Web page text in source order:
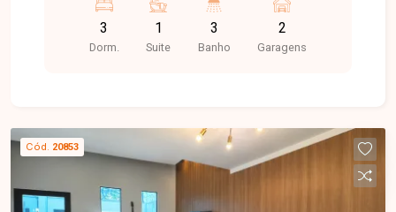
às principais vias da cidade. É uma opção ideal
para quem busca praticidade e qualidade de vida.
O imóvel possui aproximadamente 190m² e 300
com churrasqueira e banheiro externo. Dispõe
também de duas vagas de garagem. Para
finalizar, esta é uma ótima oportunidade para
quem deseja morar em uma região completa e
3
Dorm.
1
Suite
3
Banho
2
Garagens
Cód. 20853